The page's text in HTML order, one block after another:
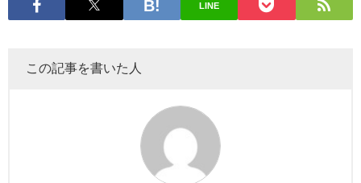
LINE
この記事を書いた人